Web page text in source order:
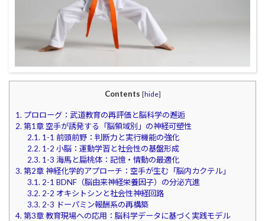
Contents [hide]
1. プロローグ：武道教育の再評価と脳科学の邂逅
2. 第1章 空手が誘発する「脳領域別」の神経可塑性
2.1. 1-1 前頭前野：判断力と実行機能の強化
2.2. 1-2 小脳：運動学習と社会性の基盤形成
2.3. 1-3 海馬と扁桃体：記憶・情動の最適化
3. 第2章 神経化学的アプローチ：空手が生む「脳内カクテル」
3.1. 2-1 BDNF（脳由来神経栄養因子）の分泌亢進
3.2. 2-2 オキシトシンと社会性神経回路
3.3. 2-3 ドーパミン報酬系の再構築
4. 第3章 教育現場への応用：脳科学データに基づく実践モデル